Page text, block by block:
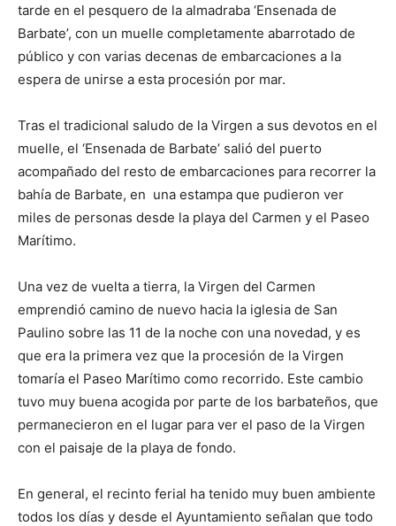
tarde en el pesquero de la almadraba ‘Ensenada de
Barbate’, con un muelle completamente abarrotado de
público y con varias decenas de embarcaciones a la
espera de unirse a esta procesión por mar.
Tras el tradicional saludo de la Virgen a sus devotos en el
muelle, el ‘Ensenada de Barbate’ salió del puerto
acompañado del resto de embarcaciones para recorrer la
bahía de Barbate, en una estampa que pudieron ver
miles de personas desde la playa del Carmen y el Paseo
Marítimo.
Una vez de vuelta a tierra, la Virgen del Carmen
emprendió camino de nuevo hacia la iglesia de San
Paulino sobre las 11 de la noche con una novedad, y es
que era la primera vez que la procesión de la Virgen
tomaría el Paseo Marítimo como recorrido. Este cambio
tuvo muy buena acogida por parte de los barbateños, que
permanecieron en el lugar para ver el paso de la Virgen
con el paisaje de la playa de fondo.
En general, el recinto ferial ha tenido muy buen ambiente
todos los días y desde el Ayuntamiento señalan que todo